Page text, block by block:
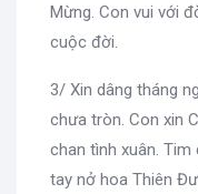
Mừng. Con vui với
cuộc đời.
3/ Xin dâng tháng
chưa tròn. Con xin
chan tình xuân.
tay nở hoa Thiên